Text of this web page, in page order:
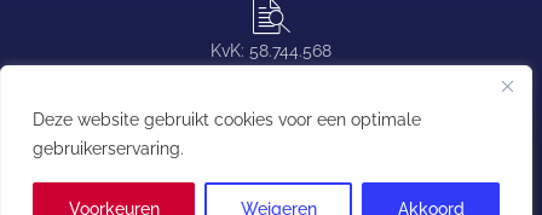
Deze website gebruikt cookies voor een optimale
gebruikerservaring.
Voorkeuren Weigeren Akkoord
KvK: 58.744.568
contact@coolekamer.nl